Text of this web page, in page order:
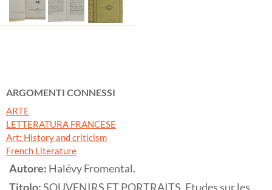
ARGOMENTI CONNESSI
ARTE
LETTERATURA FRANCESE
Art: History and criticism
French Literature
Autore: Halévy Fromental.